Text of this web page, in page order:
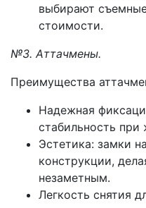
выбирают
стоимости.
№3. Аттачмены.
Преимущества
Надежная
стабильность при
Эстетика: замки
конструкции,
незаметным.
Легкость снятия